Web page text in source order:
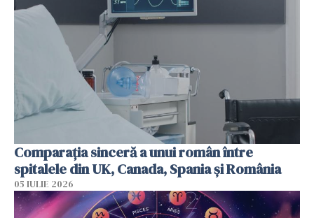
Comparația sinceră a unui român între
spitalele din UK, Canada, Spania și România
05 IULIE 2026